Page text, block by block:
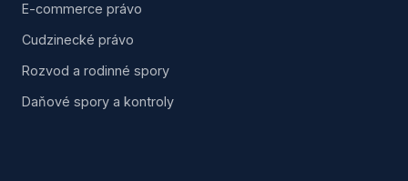
E-commerce právo
Cudzinecké právo
Rozvod a rodinné spory
Daňové spory a kontroly